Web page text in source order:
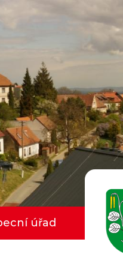
úřad